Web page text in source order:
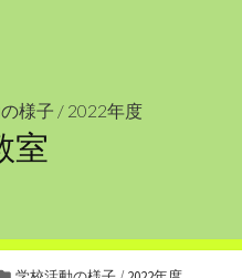
様子 / 2022年度
室
カ